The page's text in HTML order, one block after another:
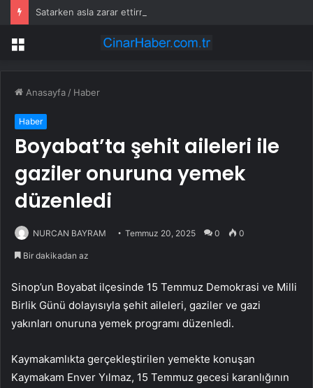
Satarken asla zarar ettirmeyen ikinci el araçlar
Menü
Anasayfa / Haber
Haber
Boyabat’ta şehit aileleri ile
gaziler onuruna yemek
düzenledi
NURCAN BAYRAM Temmuz 20, 2025 0 0
Bir dakikadan az
Sinop’un Boyabat ilçesinde 15 Temmuz Demokrasi ve Milli
Birlik Günü dolayısıyla şehit aileleri, gaziler ve gazi
yakınları onuruna yemek programı düzenledi.
Kaymakamlıkta gerçekleştirilen yemekte konuşan
Kaymakam Enver Yılmaz, 15 Temmuz gecesi karanlığının